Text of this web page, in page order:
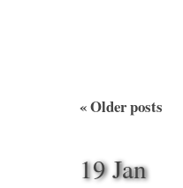
«Older posts
19 Jan